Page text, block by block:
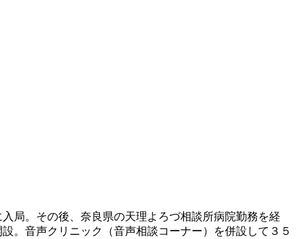
局。その後、奈良県の天理よろづ相談所病院勤務を経
。音声クリニック（音声相談コーナー）を併設して３５